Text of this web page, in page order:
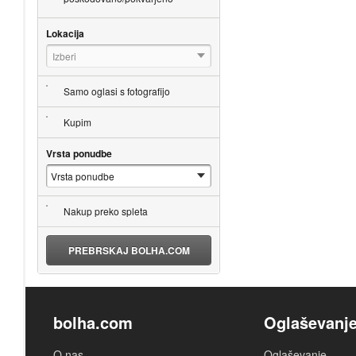
Lokacija
Izberi
Samo oglasi s fotografijo
Kupim
Vrsta ponudbe
Nakup preko spleta
PREBRSKAJ BOLHA.COM
bolha.com